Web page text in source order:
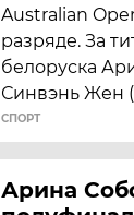
Australian
разряде. За
белоруска
Синвэнь Жен
СПОРТ
Арина